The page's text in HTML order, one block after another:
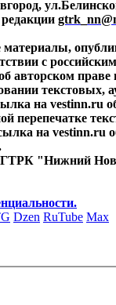
с
авторском
текстовых,
на vestinn.ru
перепечатке
на vestinn.ru
"Нижний
Dzen RuTube Max